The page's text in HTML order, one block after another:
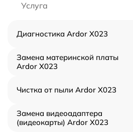
Услуга
Диагностика Ardor X023
Замена материнской платы
Ardor X023
Чистка от пыли Ardor X023
Замена видеоадаптера
(видеокарты) Ardor X023